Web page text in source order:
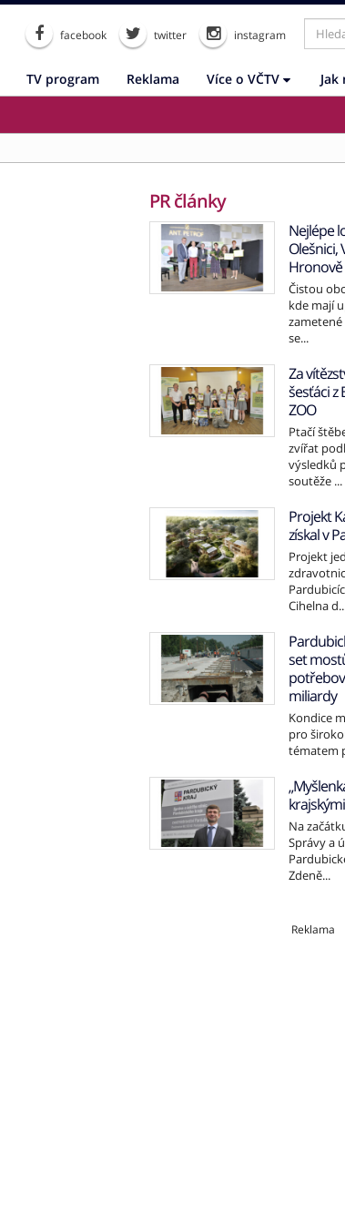
facebook twitter instagram
TV program Reklama Více o VČTV
PR články
Nejlépe
Olešnici,
Hronově
Čistou
kde mají
se...
Za
šesťáci z
ZOO
Ptačí
zvířat
výsledků
soutěže ...
Projekt
získal v
Projekt
Cihelna
set
miliardy
Kondice
pro
tématem
Na
Správy a
Zdeně...
Reklama